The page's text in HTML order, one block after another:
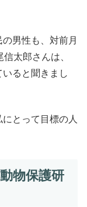
男性も、対前月
太郎さんは、
ると聞きまし
とって目標の人
物保護研